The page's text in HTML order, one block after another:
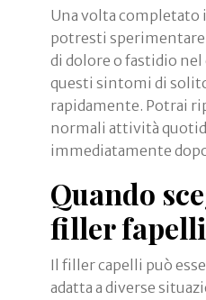
Una volta
potresti sperimentare
di dolore o fastidio
questi sintomi di
rapidamente. Potrai
normali attività
immediatamente
Quando
filler
Il filler capelli può
adatta a diverse